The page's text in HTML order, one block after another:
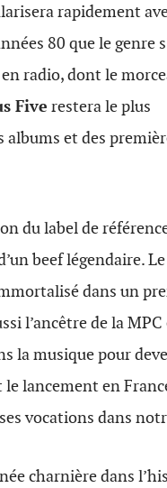
rapidement
80 que le genre
radio, dont le
Five restera le plus
et des
du label de
beef légendaire.
dans un
l’ancêtre de la MPC
la musique pour
lancement en
vocations dans
charnière dans